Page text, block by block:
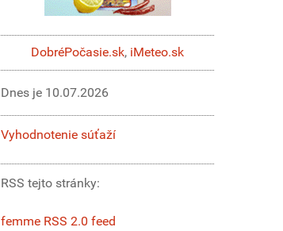
DobréPočasie.sk, iMeteo.sk
Dnes je 10.07.2026
Vyhodnotenie súťaží
RSS tejto stránky:
femme RSS 2.0 feed